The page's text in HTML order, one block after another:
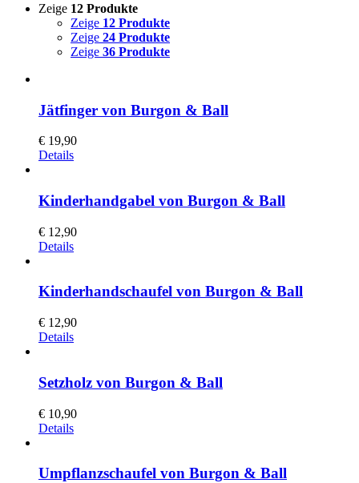
Zeige 12 Produkte
Zeige 12 Produkte
Zeige 24 Produkte
Zeige 36 Produkte
Jätfinger von Burgon & Ball
€ 19,90
Details
Kinderhandgabel von Burgon & Ball
€ 12,90
Details
Kinderhandschaufel von Burgon & Ball
€ 12,90
Details
Setzholz von Burgon & Ball
€ 10,90
Details
Umpflanzschaufel von Burgon & Ball